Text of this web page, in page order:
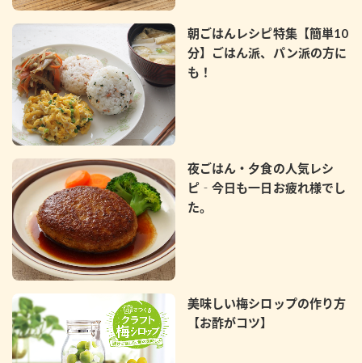
朝ごはんレシピ特集【簡単10
分】ごはん派、パン派の方に
も！
夜ごはん・夕食の人気レシ
ピ‐今日も一日お疲れ様でし
た。
美味しい梅シロップの作り方
【お酢がコツ】